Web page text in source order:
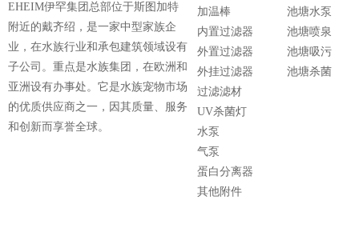
EHEIM伊罕集团总部位于斯图加特
附近的戴齐绍，是一家中型家族企
业，在水族行业和承包建筑领域设有
子公司。重点是水族集团，在欧洲和
亚洲设有办事处。它是水族宠物市场
的优质供应商之一，因其质量、服务
和创新而享誉全球。
加温棒
内置过滤器
外置过滤器
外挂过滤器
过滤滤材
UV杀菌灯
水泵
气泵
蛋白分离器
其他附件
池塘水泵
池塘喷泉
池塘吸污
池塘杀菌